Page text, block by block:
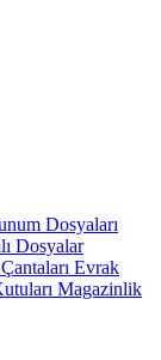
Dosyaları
Dosyalar
Evrak
Magazinlik